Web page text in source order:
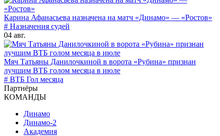
Карина Афанасьева назначена на матч «Динамо» — «Ростов»
# Назначения судей
04 авг.
Мяч Татьяны Данилочкиной в ворота «Рубина» признан
лучшим ВТБ голом месяца в июле
# ВТБ Гол месяца
Партнёры
КОМАНДЫ
Динамо
Динамо-2
Академия